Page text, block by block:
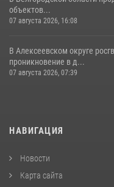
объектов...
07 августа 2026, 16:08
В Алексеевском округе
проникновение в д...
07 августа 2026, 07:39
НАВИГАЦИЯ
Новости
Карта сайта